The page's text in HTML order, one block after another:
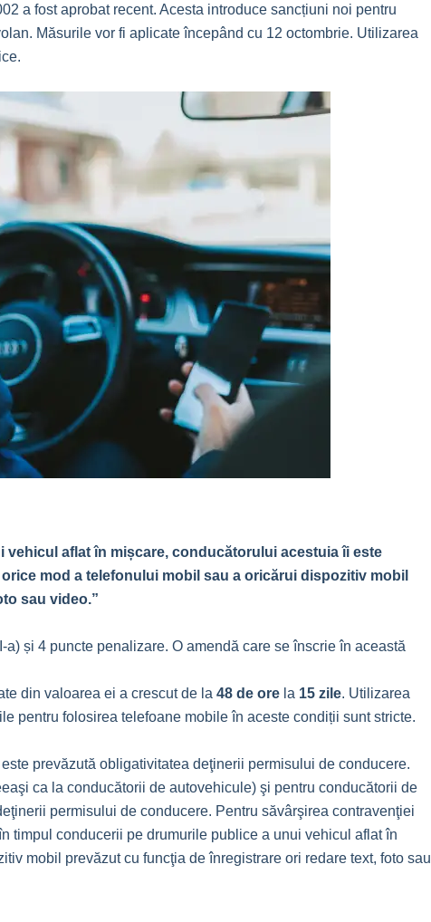
a fost aprobat recent. Acesta introduce sancțiuni noi pentru
Măsurile vor fi aplicate începând cu 12 octombrie. Utilizarea
aflat în mișcare, conducătorului acestuia îi este
mod a telefonului mobil sau a oricărui dispozitiv mobil
sau video.”
a) și 4 puncte penalizare. O amendă care se înscrie în această
din valoarea ei a crescut de la 48 de ore la 15 zile. Utilizarea
pentru folosirea telefoane mobile în aceste condiții sunt stricte.
prevăzută obligativitatea deţinerii permisului de conducere.
ca la conducătorii de autovehicule) şi pentru conducătorii de
permisului de conducere. Pentru săvârşirea contravenţiei
timpul conducerii pe drumurile publice a unui vehicul aflat în
mobil prevăzut cu funcţia de înregistrare ori redare text, foto sau